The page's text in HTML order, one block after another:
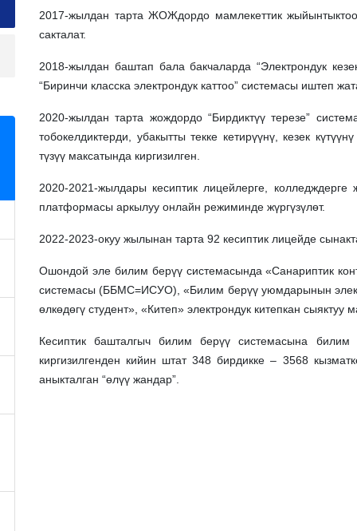
2017-жылдан тарта ЖОЖдордо мамлекеттик
сакталат.
2018-жылдан баштап бала бакчаларда “Электрондук
“Биринчи класска электрондук каттоо” системасы иштеп
2020-жылдан тарта жождордо “Бирдиктүү терезе”
тобокелдиктерди, убакытты текке кетирүүнү, кезек
түзүү максатында киргизилген.
2020-2021-жылдары кесиптик лицейлерге,
платформасы аркылуу онлайн режиминде жүргүзүлөт.
2022-2023-окуу жылынан тарта 92 кесиптик лицейде
Ошондой эле билим берүү системасында «Санариптик
системасы (ББМС=ИСУО), «Билим берүү уюмдарынын
өлкөдөгү студент», «Китеп» электрондук китепкан
Кесиптик башталгыч билим берүү системасына
киргизилгенден кийин штат 348 бирдикке – 3568
аныкталган “өлүү жандар”.